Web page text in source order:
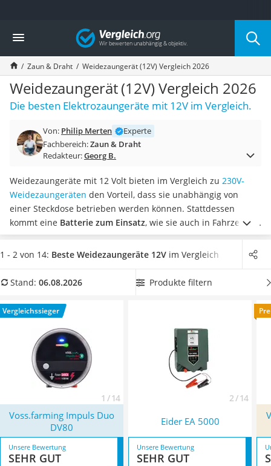
Die beliebtesten Vergleiche nach Kategorie
Baumarkt
Tresor feuerfest
Makita-Akku-Rasenmäher
Kappsäge
Smartes Türschloss
Akku-Rasentrimmer
Split-Klimaanlage 2 Innengeräte
Pelletofen
Tiefbrunnenpumpe
Fliesenschneider
Hochdruckreiniger
Doppelschleifer
Überwachungskamera
Benzinrasenmäher mit Elektrostart
Löschdecke
Winterharte Palmen
Gasdurchlauferhitzer
Vergleich
Zaun & Draht Weidezaungerät (12V) Vergleich 2026
Weidezaungerät (12V) Vergleich 2026
Die besten Elektrozaungeräte mit 12V im Vergleich.
Von: Philip Merten
Experte
Fachbereich:Zaun & Draht
Redakteur:Georg B.
Weidezaungeräte mit 12 Volt bieten im Vergleich zu 230V-
Weidezaungeräten den Vorteil, dass sie unabhängig von
einer Steckdose betrieben werden können. Stattdessen
kommt eine Batterie zum Einsatz, wie sie auch in Fahrzeugen
verwendet wird. Alternativ können viele Geräte laut Tests im
Internet auchmit einer Solaranlage gekoppeltwerden,
Wählen Sie jetzt ein
Weidezaungerät mit 12 Volt und
pflegeleichten und wartungsarmen Weidezaun errichten
möchten. Überzeugt hat uns hier im August 2026 besonders
das ModellVoss.farming Impuls Duo DV80
mit seinen
Eigenschaften.
1 - 2 von 14: Beste Weidezaungeräte 12V im Vergleich
Stand: 06.08.2026 Produkte filtern
Vergleichssieger
1 / 14 2 / 14
Voss.farming Impuls Duo
DV80
Eider EA 5000
Unsere Bewertung
SEHR GUT
Unsere Bewertung
SEHR GUT